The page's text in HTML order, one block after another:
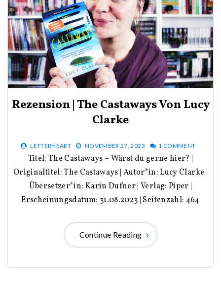
Rezension | The Castaways Von Lucy
Clarke
LETTERHEART NOVEMBER 27, 2023 1 COMMENT
Titel: The Castaways – Wärst du gerne hier? |
Originaltitel: The Castaways | Autor*in: Lucy Clarke |
Übersetzer*in: Karin Dufner | Verlag: Piper |
Erscheinungsdatum: 31.08.2023 | Seitenzahl: 464
Continue Reading